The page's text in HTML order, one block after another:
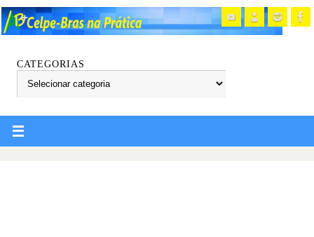
CATEGORIAS